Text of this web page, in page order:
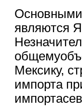
являются
Мексику,
импорта